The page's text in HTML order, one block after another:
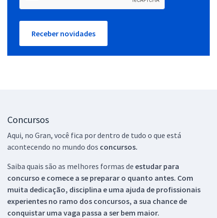
Receber novidades
Concursos
Aqui, no Gran, você fica por dentro de tudo o que está
acontecendo no mundo dos concursos.
Saiba quais são as melhores formas de estudar para
concurso e comece a se preparar o quanto antes. Com
muita dedicação, disciplina e uma ajuda de profissionais
experientes no ramo dos concursos, a sua chance de
conquistar uma vaga passa a ser bem maior.